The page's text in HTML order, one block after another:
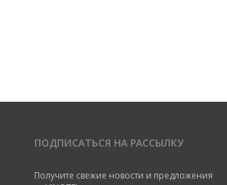
ПОДПИСАТЬСЯ НА РАССЫЛКУ
Получите свежие новости и предложения